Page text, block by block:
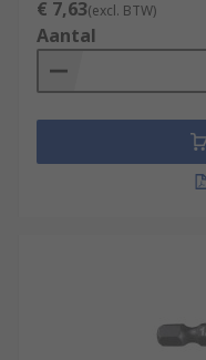
€ 7,63(excl. BTW)
Aantal